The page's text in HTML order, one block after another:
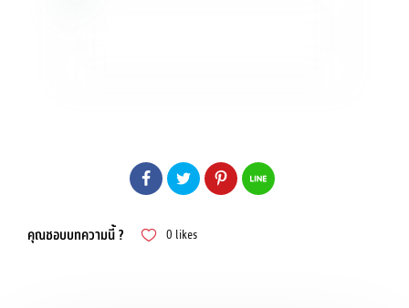
คุณชอบบทความนี้ ? 0 likes